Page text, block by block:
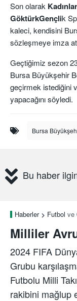
Son olarak
GöktürkGençlik
kaleci, kendisini Bur
sözleşmeye imza
Geçtiğimiz sezon
Bursa Büyükşehir
geçirmek istediğini
yapacağını söyledi.
Bursa
Bu haber
Haberler Futbol ve
Milliler
2024 FIFA
Grubu
Futbolu Milli
rakibini mağlup